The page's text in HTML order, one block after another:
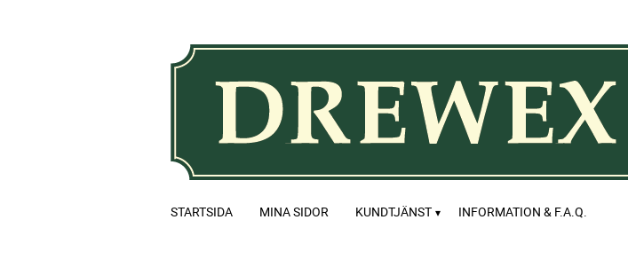
STARTSIDA MINA SIDOR KUNDTJÄNST INFORMATION & F.A.Q.